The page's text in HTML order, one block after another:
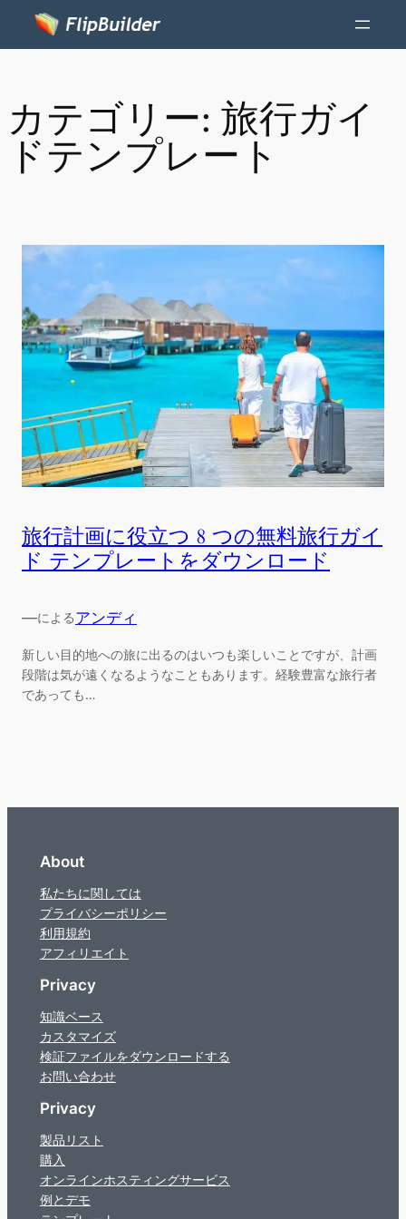
カテゴリー: 旅行ガイ
ドテンプレート
旅行計画に役立つ 8 つの無料旅行ガイ
ド テンプレートをダウンロード
—によるアンディ
新しい目的地への旅に出るのはいつも楽しいことですが、計画
段階は気が遠くなるようなこともあります。経験豊富な旅行者
であっても…
About
私たちに関しては
プライバシーポリシー
利用規約
アフィリエイト
Privacy
知識ベース
カスタマイズ
検証ファイルをダウンロードする
お問い合わせ
Privacy
製品リスト
購入
オンラインホスティングサービス
例とデモ